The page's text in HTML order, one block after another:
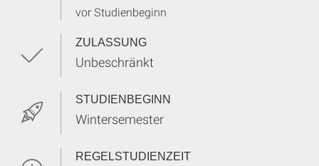
vor Studienbeginn
ZULASSUNG
Unbeschränkt
STUDIENBEGINN
Wintersemester
REGELSTUDIENZEIT